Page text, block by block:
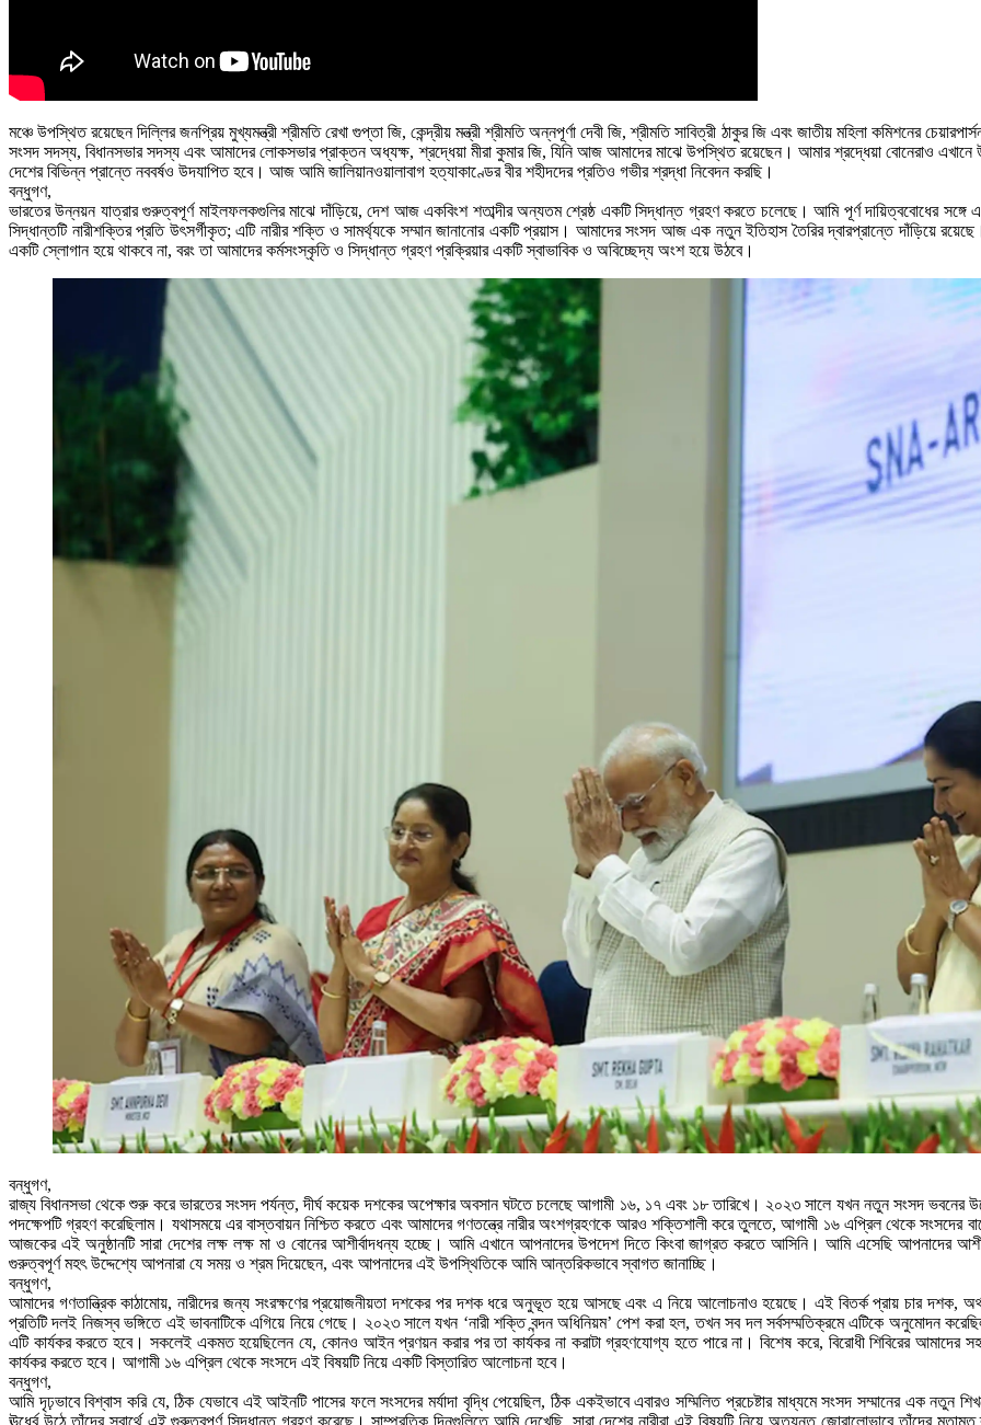
মঞ্চে উপস্থিত রয়েছেন দিল্লির জনপ্রিয় মুখ্যমন্ত্রী শ্রীমতি রেখা গুপ্তা জি, কেন্দ্রীয় মন্ত্রী শ্রীমতি অন্নপূর্ণা দেবী জি, শ্রীমতি সাবিত্রী ঠাকুর জি এবং জাতীয় মহিলা কমিশনের
সংসদ সদস্য, বিধানসভার সদস্য এবং আমাদের লোকসভার প্রাক্তন অধ্যক্ষ, শ্রদ্ধেয়া মীরা কুমার জি, যিনি আজ আমাদের মাঝে উপস্থিত রয়েছেন। আমার শ্রদ্ধেয়া বোনেরাও
দেশের বিভিন্ন প্রান্তে নববর্ষও উদযাপিত হবে। আজ আমি জালিয়ানওয়ালাবাগ হত্যাকাণ্ডের বীর শহীদদের প্রতিও গভীর শ্রদ্ধা নিবেদন করছি।
বন্ধুগণ,
ভারতের উন্নয়ন যাত্রার গুরুত্বপূর্ণ মাইলফলকগুলির মাঝে দাঁড়িয়ে, দেশ আজ একবিংশ শতাব্দীর অন্যতম শ্রেষ্ঠ একটি সিদ্ধান্ত গ্রহণ করতে চলেছে। আমি পূর্ণ দায়িত্ববোধের
সিদ্ধান্তটি নারীশক্তির প্রতি উৎসর্গীকৃত; এটি নারীর শক্তি ও সামর্থ্যকে সম্মান জানানোর একটি প্রয়াস। আমাদের সংসদ আজ এক নতুন ইতিহাস তৈরির দ্বারপ্রান্তে দাঁড়িয়ে
একটি স্লোগান হয়ে থাকবে না, বরং তা আমাদের কর্মসংস্কৃতি ও সিদ্ধান্ত গ্রহণ প্রক্রিয়ার একটি স্বাভাবিক ও অবিচ্ছেদ্য অংশ হয়ে উঠবে।
বন্ধুগণ,
রাজ্য বিধানসভা থেকে শুরু করে ভারতের সংসদ পর্যন্ত, দীর্ঘ কয়েক দশকের অপেক্ষার অবসান ঘটতে চলেছে আগামী ১৬, ১৭ এবং ১৮ তারিখে। ২০২৩ সালে যখন নতুন সংসদ ভবনের
পদক্ষেপটি গ্রহণ করেছিলাম। যথাসময়ে এর বাস্তবায়ন নিশ্চিত করতে এবং আমাদের গণতন্ত্রে নারীর অংশগ্রহণকে আরও শক্তিশালী করে তুলতে, আগামী ১৬ এপ্রিল থেকে সংসদের
আজকের এই অনুষ্ঠানটি সারা দেশের লক্ষ লক্ষ মা ও বোনের আশীর্বাদধন্য হচ্ছে। আমি এখানে আপনাদের উপদেশ দিতে কিংবা জাগ্রত করতে আসিনি। আমি এসেছি আপনাদের
গুরুত্বপূর্ণ মহৎ উদ্দেশ্যে আপনারা যে সময় ও শ্রম দিয়েছেন, এবং আপনাদের এই উপস্থিতিকে আমি আন্তরিকভাবে স্বাগত জানাচ্ছি।
বন্ধুগণ,
আমাদের গণতান্ত্রিক কাঠামোয়, নারীদের জন্য সংরক্ষণের প্রয়োজনীয়তা দশকের পর দশক ধরে অনুভূত হয়ে আসছে এবং এ নিয়ে আলোচনাও হয়েছে। এই বিতর্ক প্রায় চার দশক,
প্রতিটি দলই নিজস্ব ভঙ্গিতে এই ভাবনাটিকে এগিয়ে নিয়ে গেছে। ২০২৩ সালে যখন ‘নারী শক্তি বন্দন অধিনিয়ম’ পেশ করা হল, তখন সব দল সর্বসম্মতিক্রমে এটিকে অনুমোদন
এটি কার্যকর করতে হবে। সকলেই একমত হয়েছিলেন যে, কোনও আইন প্রণয়ন করার পর তা কার্যকর না করাটা গ্রহণযোগ্য হতে পারে না। বিশেষ করে, বিরোধী শিবিরের আমাদের
কার্যকর করতে হবে। আগামী ১৬ এপ্রিল থেকে সংসদে এই বিষয়টি নিয়ে একটি বিস্তারিত আলোচনা হবে।
বন্ধুগণ,
আমি দৃঢ়ভাবে বিশ্বাস করি যে, ঠিক যেভাবে এই আইনটি পাসের ফলে সংসদের মর্যাদা বৃদ্ধি পেয়েছিল, ঠিক একইভাবে এবারও সম্মিলিত প্রচেষ্টার মাধ্যমে সংসদ সম্মানের এক নতুন
ঊর্ধ্বে উঠে তাঁদের স্বার্থে এই গুরুত্বপূর্ণ সিদ্ধান্ত গ্রহণ করেছে। সাম্প্রতিক দিনগুলিতে আমি দেখেছি, সারা দেশের নারীরা এই বিষয়টি নিয়ে অত্যন্ত জোরালোভাবে